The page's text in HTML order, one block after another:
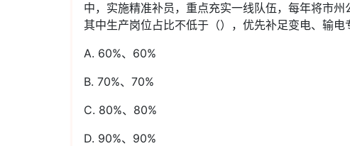
中，实施精准补员，重点充实一线队伍，每年将市
其中生产岗位占比不低于（），优先补足变电、输电
A. 60%、60%
B. 70%、70%
C. 80%、80%
D. 90%、90%